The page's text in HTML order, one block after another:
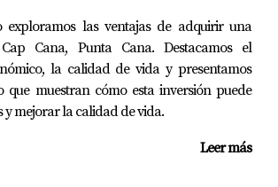
Motivadora
Dominicana y vivir cerca de la
una simple decisión financiera; es una
cambiar tu estilo de vida y abrazar un
una propiedad vacacional, desarrollar
exploramos las ventajas de adquirir una
Cana, Punta Cana. Destacamos el
la calidad de vida y presentamos
que muestran cómo esta inversión puede
y mejorar la calidad de vida.
Leer más